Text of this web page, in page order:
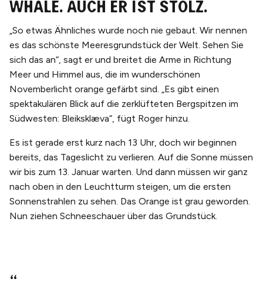
Whale. Auch er ist stolz.
„So etwas Ähnliches wurde noch nie gebaut. Wir nennen
es das schönste Meeresgrundstück der Welt. Sehen Sie
sich das an“, sagt er und breitet die Arme in Richtung
Meer und Himmel aus, die im wunderschönen
Novemberlicht orange gefärbt sind. „Es gibt einen
spektakulären Blick auf die zerklüfteten Bergspitzen im
Südwesten: Bleiksklæva“, fügt Roger hinzu.
Es ist gerade erst kurz nach 13 Uhr, doch wir beginnen
bereits, das Tageslicht zu verlieren. Auf die Sonne müssen
wir bis zum 13. Januar warten. Und dann müssen wir ganz
nach oben in den Leuchtturm steigen, um die ersten
Sonnenstrahlen zu sehen. Das Orange ist grau geworden.
Nun ziehen Schneeschauer über das Grundstück.